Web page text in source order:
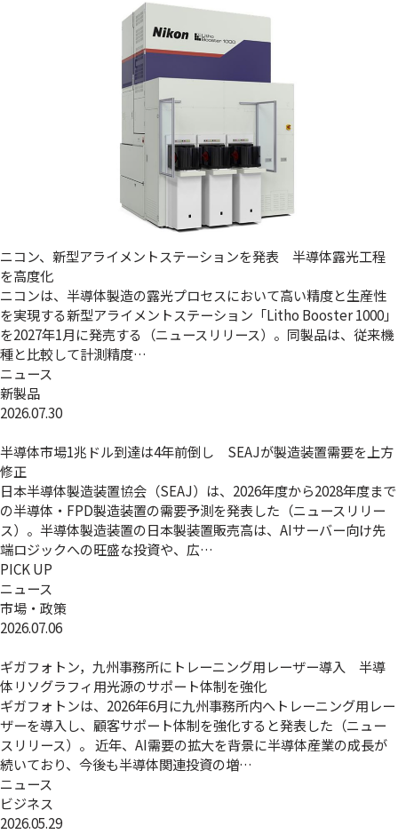
ニコン、新型アライメントステーションを発表 半導体露光工程
を高度化
ニコンは、半導体製造の露光プロセスにおいて高い精度と生産性
を実現する新型アライメントステーション「Litho Booster 1000」
を2027年1月に発売する（ニュースリリース）。同製品は、従来機
種と比較して計測精度…
ニュース
新製品
2026.07.30
半導体市場1兆ドル到達は4年前倒し SEAJが製造装置需要を上方
修正
日本半導体製造装置協会（SEAJ）は、2026年度から2028年度まで
の半導体・FPD製造装置の需要予測を発表した（ニュースリリー
ス）。半導体製造装置の日本製装置販売高は、AIサーバー向け先
端ロジックへの旺盛な投資や、広…
PICK UP
ニュース
市場・政策
2026.07.06
ギガフォトン，九州事務所にトレーニング用レーザー導入 半導
体リソグラフィ用光源のサポート体制を強化
ギガフォトンは、2026年6月に九州事務所内へトレーニング用レー
ザーを導入し、顧客サポート体制を強化すると発表した（ニュー
スリリース）。 近年、AI需要の拡大を背景に半導体産業の成長が
続いており、今後も半導体関連投資の増…
ニュース
ビジネス
2026.05.29